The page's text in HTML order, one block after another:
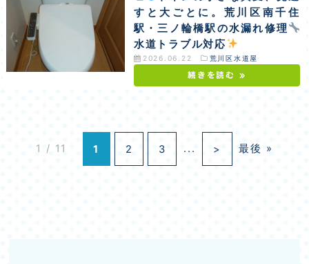
すと大ごとに。荒川区南千住
駅・三ノ輪橋駅の水漏れ修理
水道トラブル対応
2026.06.22 荒川区水道屋
続きを読む »
1 / 11 1 2 3 ... > 最後 »